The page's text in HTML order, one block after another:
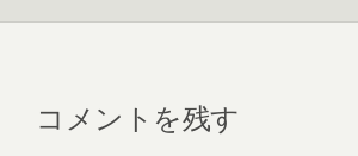
コメントを残す